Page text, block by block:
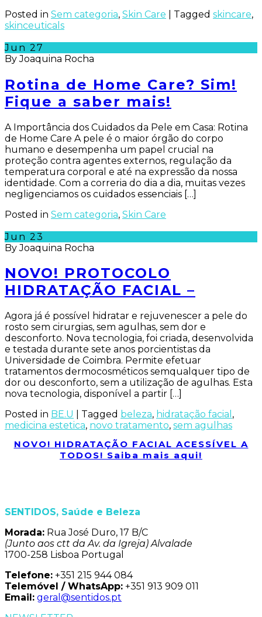
Posted in Sem categoria, Skin Care Tagged skincare,
skinceuticals
Jun 27
By Joaquina Rocha
Rotina de Home Care? Sim!
Fique a saber mais!
A Importância dos Cuidados da Pele em Casa: Rotina
de Home Care A pele é o maior órgão do corpo
humano e desempenha um papel crucial na
proteção contra agentes externos, regulação da
temperatura corporal e até na expressão da nossa
identidade. Com a correria do dia a dia, muitas vezes
negligenciamos os cuidados essenciais […]
Posted in Sem categoria, Skin Care
Jun 23
By Joaquina Rocha
NOVO! PROTOCOLO
HIDRATAÇÃO FACIAL –
Agora já é possível hidratar e rejuvenescer a pele do
rosto sem cirurgias, sem agulhas, sem dor e
desconforto. Nova tecnologia, foi criada, desenvolvida
e testada durante sete anos porcientistas da
Universidade de Coimbra. Permite efetuar
tratamentos dermocosméticos semqualquer tipo de
dor ou desconforto, sem a utilização de agulhas. Esta
nova tecnologia, disponível a partir […]
Posted in BE.U Tagged beleza, hidratação facial ,
medicina estetica, novo tratamento, sem agulhas
NOVO! HIDRATAÇÃO FACIAL ACESSÍVEL A
TODOS! Saiba mais aqui!
SENTIDOS, Saúde e Beleza
Morada: Rua José Duro, 17 B/C
(Junto aos ctt da Av. da Igreja) Alvalade
1700-258 Lisboa Portugal
Telefone: +351 215 944 084
Telemóvel / WhatsApp: +351 913 909 011
Email: geral@sentidos.pt